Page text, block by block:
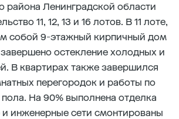
района Ленинградской области
11, 12, 13 и 16 лотов. В 11 лоте,
собой 9-этажный кирпичный дом
остекление холодных и
В квартирах также завершился
перегородок и работы по
На 90% выполнена отделка
инженерные сети смонтированы